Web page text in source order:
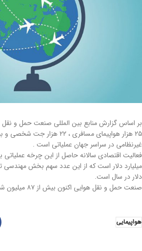
بر اساس گزارش منابع بین المللی صنعت حمل و
غیرنظامی در سراسر جهان عملیاتی است .
دلار در سال است.
صنعت حمل و نقل هوایی اکنون بیش از ۸۷ میلیون شغل را حمایت می کند .
هواپیمایی